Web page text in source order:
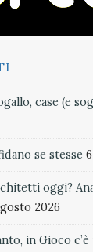
case (e
se stesse
oggi?
2026
in Gioco